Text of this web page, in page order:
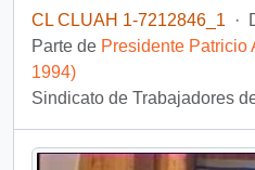
CL CLUAH 1-7212846_1
·
Parte de Presidente Patricio
1994)
Sindicato de Trabajadores